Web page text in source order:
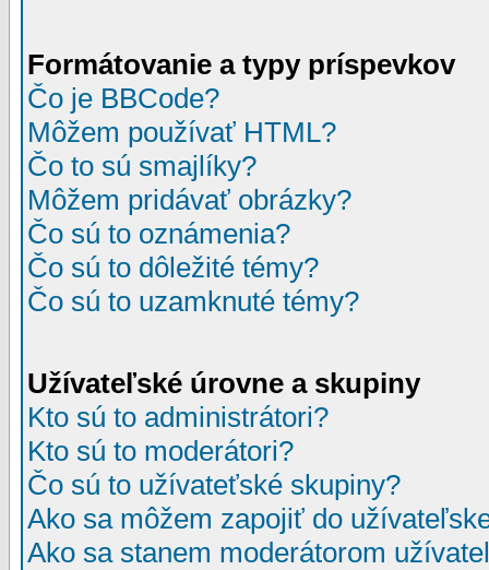
Formátovanie a typy príspevkov
Čo je BBCode?
Môžem používať HTML?
Čo to sú smajlíky?
Môžem pridávať obrázky?
Čo sú to oznámenia?
Čo sú to dôležité témy?
Čo sú to uzamknuté témy?
Užívateľské úrovne a skupiny
Kto sú to administrátori?
Kto sú to moderátori?
Čo sú to užívateťské skupiny?
Ako sa môžem zapojiť do
Ako sa stanem moderátorom